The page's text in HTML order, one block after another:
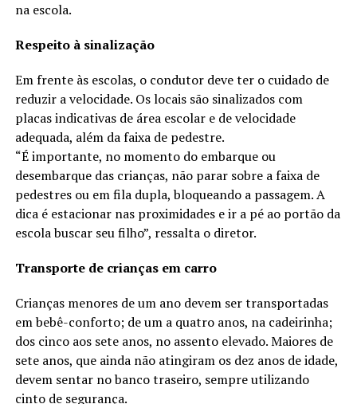
na escola.
Respeito à sinalização
Em frente às escolas, o condutor deve ter o cuidado de
reduzir a velocidade. Os locais são sinalizados com
placas indicativas de área escolar e de velocidade
adequada, além da faixa de pedestre.
“É importante, no momento do embarque ou
desembarque das crianças, não parar sobre a faixa de
pedestres ou em fila dupla, bloqueando a passagem. A
dica é estacionar nas proximidades e ir a pé ao portão da
escola buscar seu filho”, ressalta o diretor.
Transporte de crianças em carro
Crianças menores de um ano devem ser transportadas
em bebê-conforto; de um a quatro anos, na cadeirinha;
dos cinco aos sete anos, no assento elevado. Maiores de
sete anos, que ainda não atingiram os dez anos de idade,
devem sentar no banco traseiro, sempre utilizando
cinto de segurança.